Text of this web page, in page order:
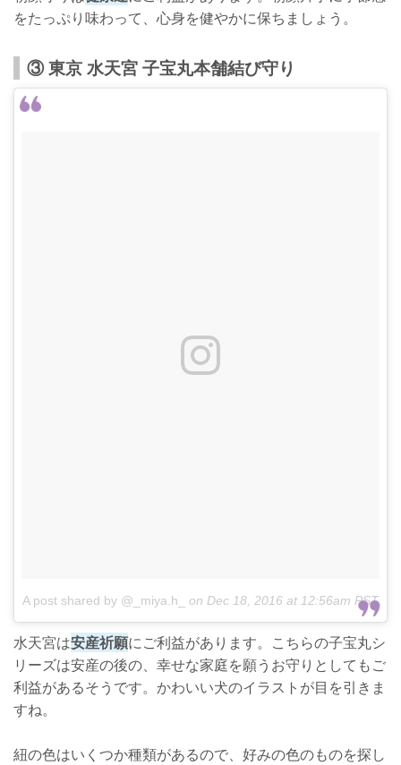
をたっぷり味わって、心身を健やかに保ちましょう。
③ 東京 水天宮 子宝丸本舗結び守り
A post shared by @_miya.h_ on Dec 18, 2016 at 12:56am PST
水天宮は安産祈願にご利益があります。こちらの子宝丸シ
リーズは安産の後の、幸せな家庭を願うお守りとしてもご
利益があるそうです。かわいい犬のイラストが目を引きま
すね。
紐の色はいくつか種類があるので、好みの色のものを探し